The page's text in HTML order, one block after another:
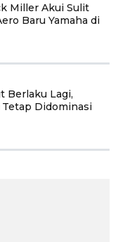
Miller Akui Sulit
Baru Yamaha di
Berlaku Lagi,
Didominasi